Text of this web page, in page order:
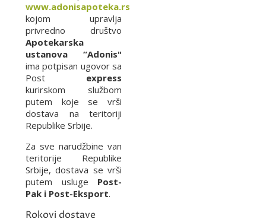
www.adonisapoteka.rs
kojom upravlja
privredno društvo
Apotekarska
ustanova “Adonis"
ima potpisan ugovor sa
Post express
kurirskom službom
putem koje se vrši
dostava na teritoriji
Republike Srbije.
Za sve narudžbine van
teritorije Republike
Srbije, dostava se vrši
putem usluge Post-
Pak i Post-Eksport.
Rokovi dostave